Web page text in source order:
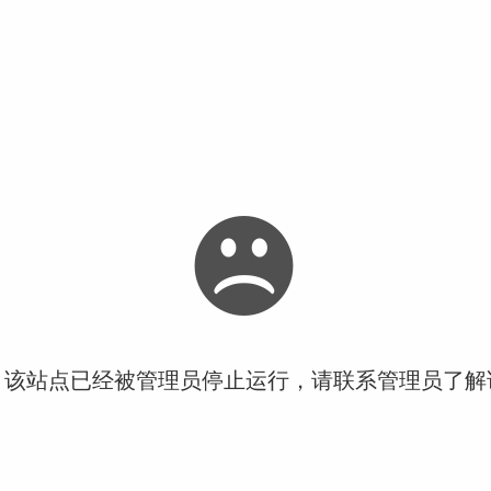
站点已经被管理员停止运行，请联系管理员了